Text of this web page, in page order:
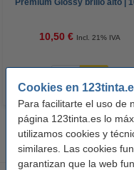
Cookies en
Para facilitarte el uso de
página 123tinta.es lo
utilizamos cookies y
similares. Las cookies
garantizan que la web
Premium Glossy brillo alto |
10,50 € Incl. 21% IVA